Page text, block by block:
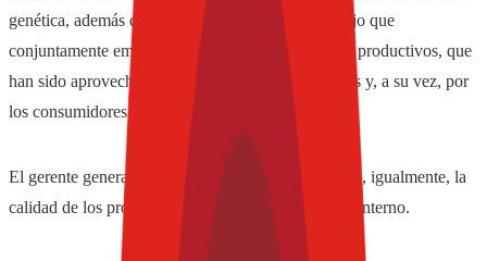
genética, además del uso de tecnología en el manejo que
conjuntamente empezaron a mejorar los resultados productivos, que
han sido aprovechados finalmente por las industrias y, a su vez, por
los consumidores.
El gerente general de Lácteos Los Colonos enfatizó, igualmente, la
calidad de los productos que abastecen al mercado interno.